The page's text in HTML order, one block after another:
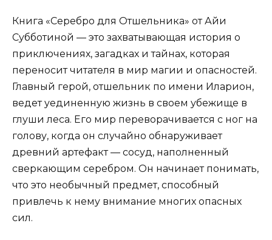
Книга «Серебро для Отшельника» от Айи
Субботиной — это захватывающая история о
приключениях, загадках и тайнах, которая
переносит читателя в мир магии и опасностей.
Главный герой, отшельник по имени Иларион,
ведет уединенную жизнь в своем убежище в
глуши леса. Его мир переворачивается с ног на
голову, когда он случайно обнаруживает
древний артефакт — сосуд, наполненный
сверкающим серебром. Он начинает понимать,
что это необычный предмет, способный
привлечь к нему внимание многих опасных
сил.